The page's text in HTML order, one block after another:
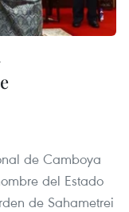
de Camboya
del Estado
de Sahametrei